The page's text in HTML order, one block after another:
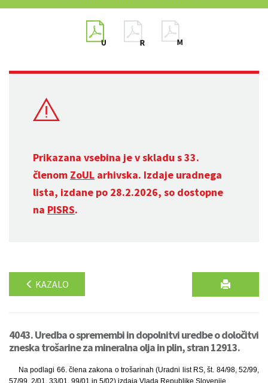
Prikazana vsebina je v skladu s 33.
členom ZoUL arhivska. Izdaje uradnega
lista, izdane po 28.2.2026, so dostopne
na PISRS.
KAZALO
4043. Uredba o spremembi in dopolnitvi uredbe o določitvi
zneska trošarine za mineralna olja in plin, stran 12913.
Na podlagi 66. člena zakona o trošarinah (Uradni list RS, št. 84/98, 52/99,
57/99, 2/01, 33/01, 99/01 in 5/02) izdaja Vlada Republike Slovenije